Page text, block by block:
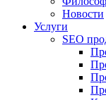
Новости
Услуги
SEO